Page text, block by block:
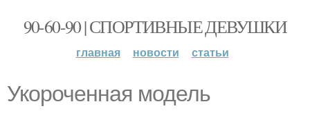
90-60-90 | СПОРТИВНЫЕ ДЕВУШКИ
главная новости статьи
Укороченная модель